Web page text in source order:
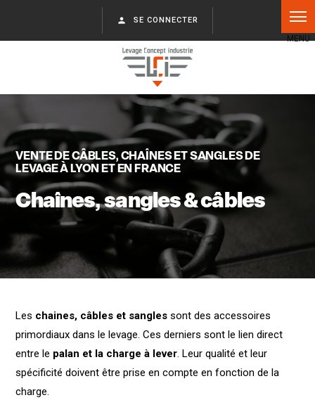
person SE CONNECTER
VENTE DE CÂBLES, CHAÎNES ET SANGLES DE
LEVAGE À LYON ET EN FRANCE
Chaînes, sangles & câbles
Les chaines, câbles et sangles sont des accessoires
primordiaux dans le levage. Ces derniers sont le lien direct
entre le palan et la charge à lever. Leur qualité et leur
spécificité doivent être prise en compte en fonction de la
charge.
Panneau de gestion des cookies